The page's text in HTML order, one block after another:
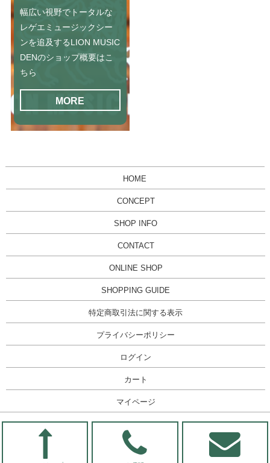
幅広い視野でトータルな
レゲエミュージックシー
ンを追及するLION MUSIC
DENのショップ概要はこ
ちら
MORE
HOME
CONCEPT
SHOP INFO
CONTACT
ONLINE SHOP
SHOPPING GUIDE
特定商取引法に関する表示
プライバシーポリシー
ログイン
カート
マイページ